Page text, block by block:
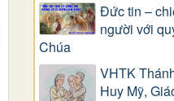
Đức tin –
người với
Chúa
VHTK
Huy Mỹ,